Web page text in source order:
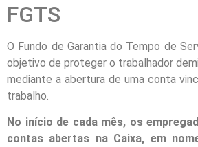
FGTS
O Fundo de Garantia do Tempo de
objetivo de proteger o trabalhador
mediante a abertura de uma conta
trabalho.
No início de cada mês, os
contas abertas na Caixa, em